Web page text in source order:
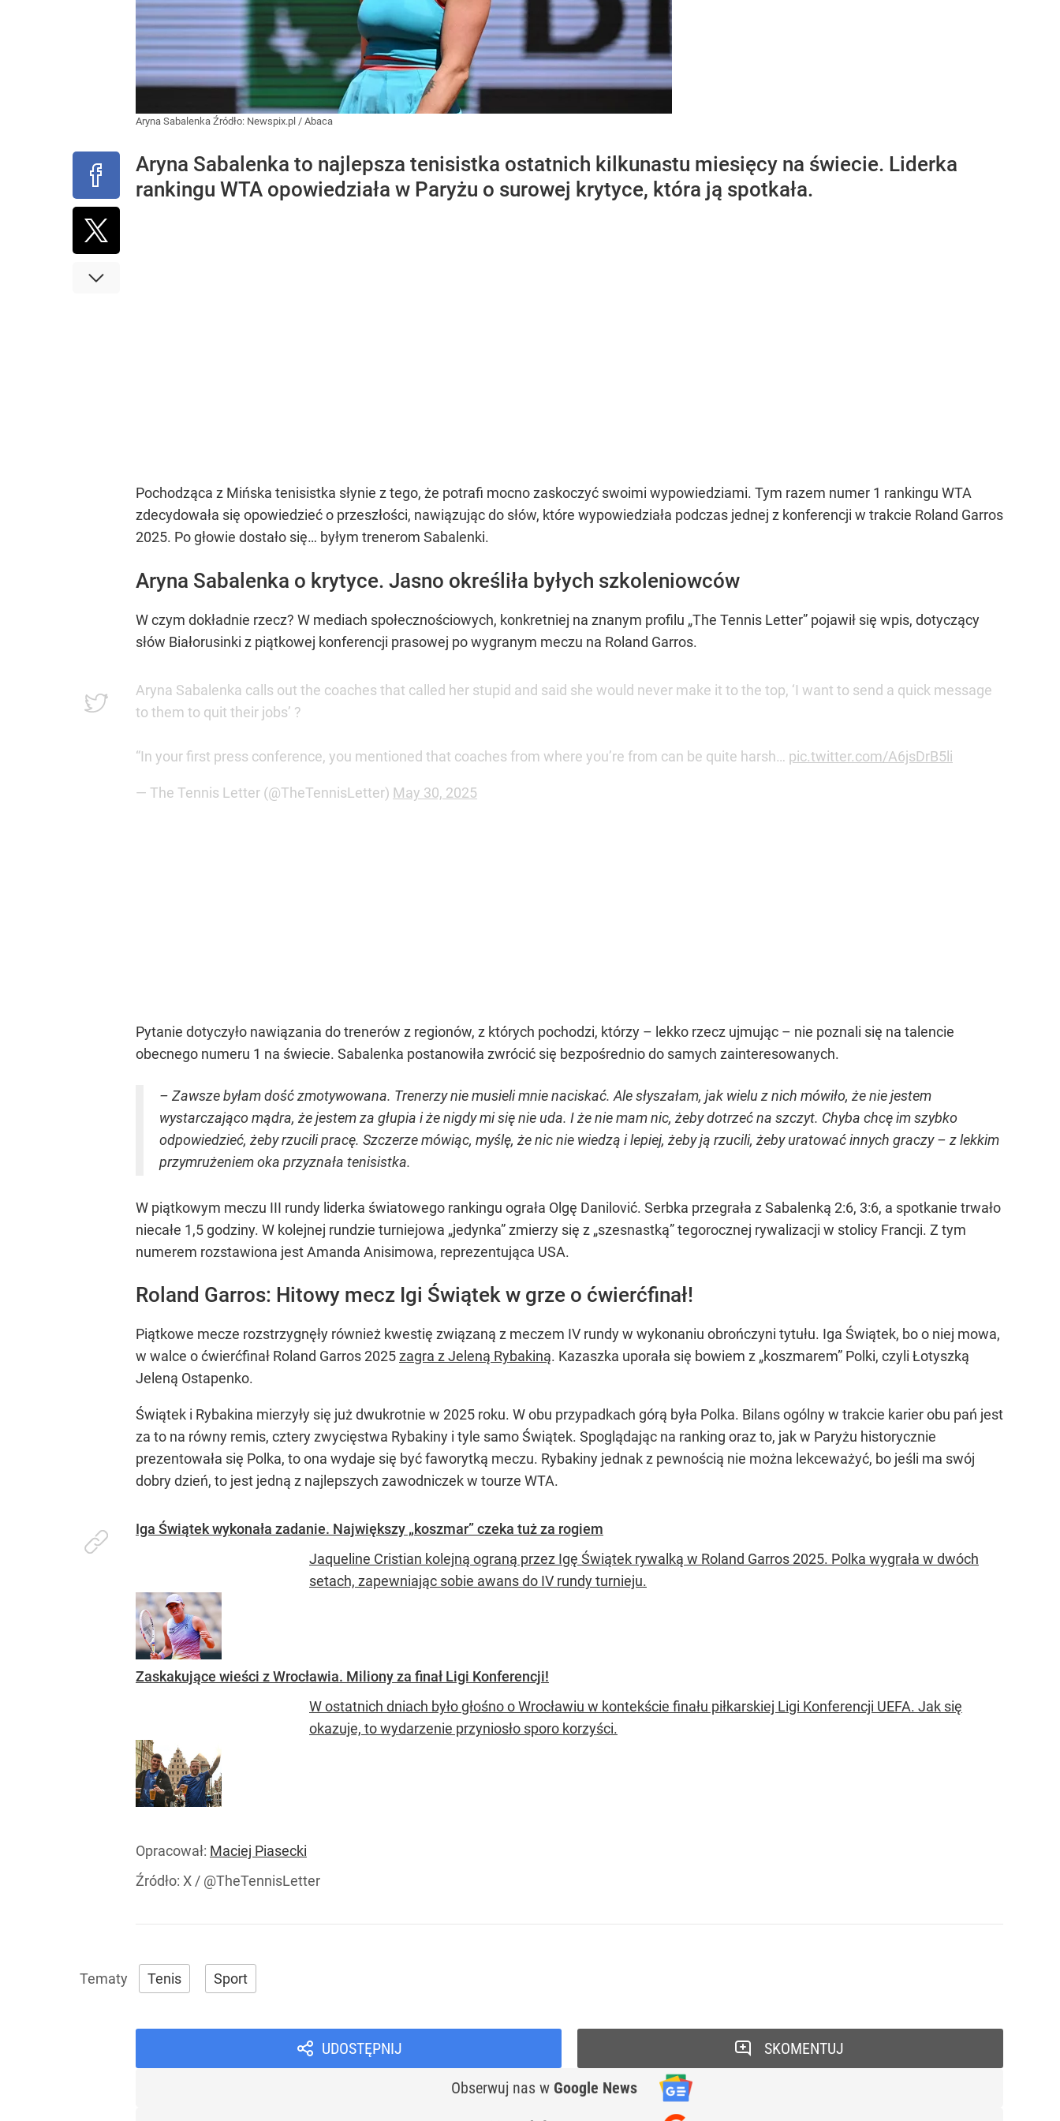
Aryna Sabalenka Źródło: Newspix.pl / Abaca
Aryna Sabalenka to najlepsza tenisistka ostatnich kilkunastu miesięcy na świecie. Liderka
rankingu WTA opowiedziała w Paryżu o surowej krytyce, która ją spotkała.
Pochodząca z Mińska tenisistka słynie z tego, że potrafi mocno zaskoczyć swoimi wypowiedziami. Tym razem numer 1 rankingu WTA
zdecydowała się opowiedzieć o przeszłości, nawiązując do słów, które wypowiedziała podczas jednej z konferencji w trakcie Roland Garros
2025. Po głowie dostało się… byłym trenerom Sabalenki.
Aryna Sabalenka o krytyce. Jasno określiła byłych szkoleniowców
W czym dokładnie rzecz? W mediach społecznościowych, konkretniej na znanym profilu „The Tennis Letter” pojawił się wpis, dotyczący
słów Białorusinki z piątkowej konferencji prasowej po wygranym meczu na Roland Garros.
Aryna Sabalenka calls out the coaches that called her stupid and said she would never make it to the top, ‘I want to send a quick message
to them to quit their jobs’ ?
“In your first press conference, you mentioned that coaches from where you’re from can be quite harsh… pic.twitter.com/A6jsDrB5li
— The Tennis Letter (@TheTennisLetter) May 30, 2025
Pytanie dotyczyło nawiązania do trenerów z regionów, z których pochodzi, którzy – lekko rzecz ujmując – nie poznali się na talencie
obecnego numeru 1 na świecie. Sabalenka postanowiła zwrócić się bezpośrednio do samych zainteresowanych.
– Zawsze byłam dość zmotywowana. Trenerzy nie musieli mnie naciskać. Ale słyszałam, jak wielu z nich mówiło, że nie jestem
wystarczająco mądra, że jestem za głupia i że nigdy mi się nie uda. I że nie mam nic, żeby dotrzeć na szczyt. Chyba chcę im szybko
odpowiedzieć, żeby rzucili pracę. Szczerze mówiąc, myślę, że nic nie wiedzą i lepiej, żeby ją rzucili, żeby uratować innych graczy – z lekkim
przymrużeniem oka przyznała tenisistka.
W piątkowym meczu III rundy liderka światowego rankingu ograła Olgę Danilović. Serbka przegrała z Sabalenką 2:6, 3:6, a spotkanie trwało
niecałe 1,5 godziny. W kolejnej rundzie turniejowa „jedynka” zmierzy się z „szesnastką” tegorocznej rywalizacji w stolicy Francji. Z tym
numerem rozstawiona jest Amanda Anisimowa, reprezentująca USA.
Roland Garros: Hitowy mecz Igi Świątek w grze o ćwierćfinał!
Piątkowe mecze rozstrzygnęły również kwestię związaną z meczem IV rundy w wykonaniu obrończyni tytułu. Iga Świątek, bo o niej mowa,
w walce o ćwierćfinał Roland Garros 2025zagra z Jeleną Rybakiną. Kazaszka uporała się bowiem z „koszmarem” Polki, czyli Łotyszką
Jeleną Ostapenko.
Świątek i Rybakina mierzyły się już dwukrotnie w 2025 roku. W obu przypadkach górą była Polka. Bilans ogólny w trakcie karier obu pań jest
za to na równy remis, cztery zwycięstwa Rybakiny i tyle samo Świątek. Spoglądając na ranking oraz to, jak w Paryżu historycznie
prezentowała się Polka, to ona wydaje się być faworytką meczu. Rybakiny jednak z pewnością nie można lekceważyć, bo jeśli ma swój
dobry dzień, to jest jedną z najlepszych zawodniczek w tourze WTA.
Iga Świątek wykonała zadanie. Największy „koszmar” czeka tuż za rogiem
Jaqueline Cristian kolejną ograną przez Igę Świątek rywalką w Roland Garros 2025. Polka wygrała w dwóch
setach, zapewniając sobie awans do IV rundy turnieju.
Zaskakujące wieści z Wrocławia. Miliony za finał Ligi Konferencji!
W ostatnich dniach było głośno o Wrocławiu w kontekście finału piłkarskiej Ligi Konferencji UEFA. Jak się
okazuje, to wydarzenie przyniosło sporo korzyści.
Opracował: Maciej Piasecki
Źródło: X / @TheTennisLetter
Tenis Sport
UDOSTĘPNIJ
Obserwuj nas w Google News
SKOMENTUJ